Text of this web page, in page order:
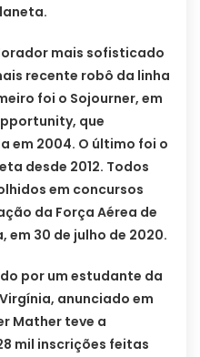
mais sofisticado
recente robô da linha
foi o Sojourner, em
que
em 2004. O último foi o
desde 2012. Todos
em concursos
da Força Aérea de
em 30 de julho de 2020.
por um estudante da
anunciado em
Mather teve a
mil inscrições feitas